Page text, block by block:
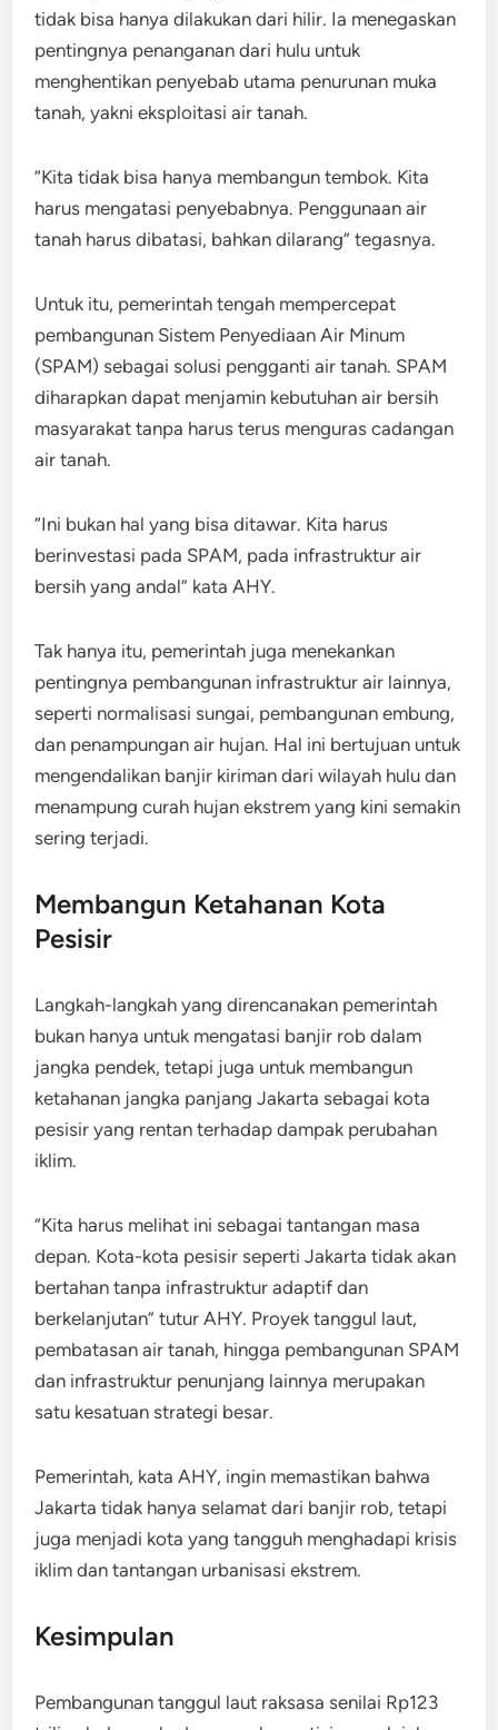
tidak bisa hanya dilakukan dari hilir. Ia menegaskan
pentingnya penanganan dari hulu untuk
menghentikan penyebab utama penurunan muka
tanah, yakni eksploitasi air tanah.
“Kita tidak bisa hanya membangun tembok. Kita
harus mengatasi penyebabnya. Penggunaan air
tanah harus dibatasi, bahkan dilarang” tegasnya.
Untuk itu, pemerintah tengah mempercepat
pembangunan Sistem Penyediaan Air Minum
(SPAM) sebagai solusi pengganti air tanah. SPAM
diharapkan dapat menjamin kebutuhan air bersih
masyarakat tanpa harus terus menguras cadangan
air tanah.
“Ini bukan hal yang bisa ditawar. Kita harus
berinvestasi pada SPAM, pada infrastruktur air
bersih yang andal” kata AHY.
Tak hanya itu, pemerintah juga menekankan
pentingnya pembangunan infrastruktur air lainnya,
seperti normalisasi sungai, pembangunan embung,
dan penampungan air hujan. Hal ini bertujuan untuk
mengendalikan banjir kiriman dari wilayah hulu dan
menampung curah hujan ekstrem yang kini semakin
sering terjadi.
Membangun Ketahanan Kota
Pesisir
Langkah-langkah yang direncanakan pemerintah
bukan hanya untuk mengatasi banjir rob dalam
jangka pendek, tetapi juga untuk membangun
ketahanan jangka panjang Jakarta sebagai kota
pesisir yang rentan terhadap dampak perubahan
iklim.
“Kita harus melihat ini sebagai tantangan masa
depan. Kota-kota pesisir seperti Jakarta tidak akan
bertahan tanpa infrastruktur adaptif dan
berkelanjutan” tutur AHY. Proyek tanggul laut,
pembatasan air tanah, hingga pembangunan SPAM
dan infrastruktur penunjang lainnya merupakan
satu kesatuan strategi besar.
Pemerintah, kata AHY, ingin memastikan bahwa
Jakarta tidak hanya selamat dari banjir rob, tetapi
juga menjadi kota yang tangguh menghadapi krisis
iklim dan tantangan urbanisasi ekstrem.
Kesimpulan
Pembangunan tanggul laut raksasa senilai Rp123